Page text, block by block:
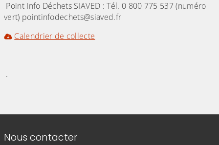
Point Info Déchets SIAVED : Tél. 0 800 775 537 (numéro
vert) pointinfodechets@siaved.fr
Calendrier de collecte
.
Informations de contact
Nous contacter